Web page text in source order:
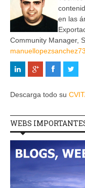
en las
Community Manager,
Descarga todo su
WEBS